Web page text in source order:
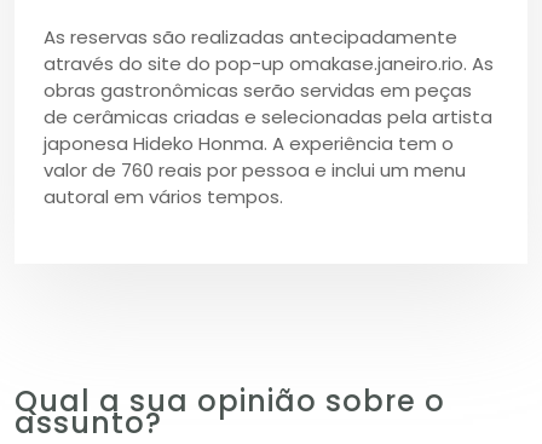
As reservas são realizadas antecipadamente
através do site do pop-up omakase.janeiro.rio. As
obras gastronômicas serão servidas em peças
de cerâmicas criadas e selecionadas pela artista
japonesa Hideko Honma. A experiência tem o
valor de 760 reais por pessoa e inclui um menu
autoral em vários tempos.
Qual a sua opinião sobre o
assunto?